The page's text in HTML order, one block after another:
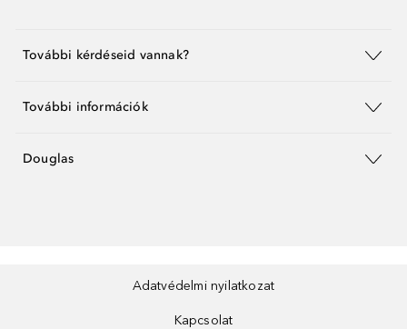
További kérdéseid vannak?
További információk
Douglas
Adatvédelmi nyilatkozat
Kapcsolat